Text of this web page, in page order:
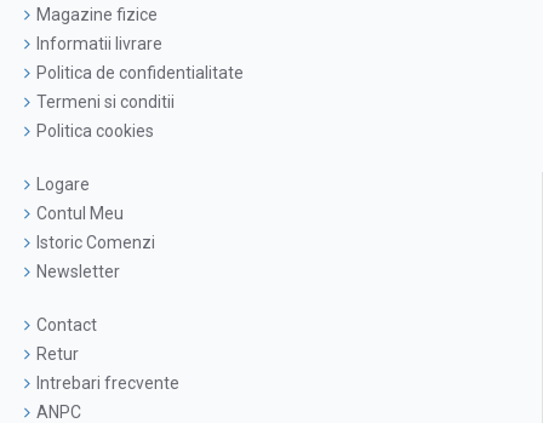
Magazine fizice
Informatii livrare
Politica de confidentialitate
Termeni si conditii
Politica cookies
Logare
Contul Meu
Istoric Comenzi
Newsletter
Contact
Retur
Intrebari frecvente
ANPC